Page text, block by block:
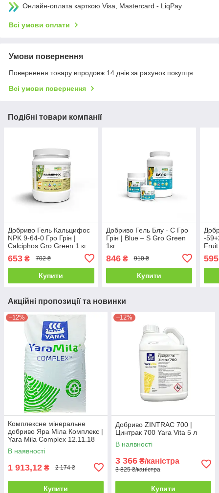
Онлайн-оплата карткою Visa, Mastercard - LiqPay
Всі умови оплати
Умови повернення
Повернення товару впродовж 14 днів за рахунок покупця
Всі умови повернення
Подібні товари компанії
Добриво Гель Кальцифос
NPK 9-64-0 Гро Грін |
Calciphos Gro Green 1 кг
653 ₴ 702 ₴
Купити
Добриво Гель Блу - C Гро
Грін | Blue – S Gro Green
1кг
846₴ 910 ₴
Купити
-
595
Акційні пропозиції та новинки
–12%
Комплексне мінеральне
добриво Яра Міла Комплекс |
Yara Mila Complex 12.11.18
25 кг
В наявності
1 913,12 ₴ 2 174 ₴
Купити
–12%
Добриво ZINTRAC 700 |
Цинтрак 700 Yara Vita 5 л
В наявності
3 366 ₴/каністра
3 825 ₴/каністра
Купити